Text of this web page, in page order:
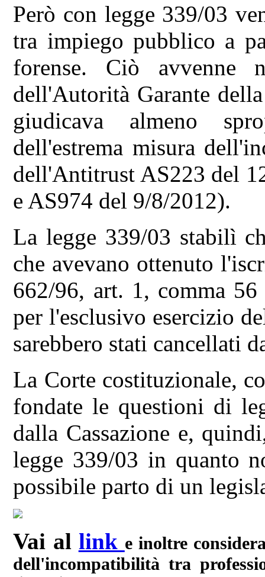
Però con legge 339/03
tra impiego pubblico a
forense. Ciò avvenne
dell'Autorità Garante
giudicava almeno
dell'estrema misura
dell'Antitrust AS223 del
e AS974 del 9/8/2012).
La legge 339/03 stabilì
che avevano ottenuto
662/96, art. 1, comma 56
per l'esclusivo esercizio
sarebbero stati cancellati
La Corte costituzionale,
fondate le questioni di
dalla Cassazione e,
legge 339/03 in quanto
possibile parto di un
Vai al link e inoltre
dell'incompatibilità tra